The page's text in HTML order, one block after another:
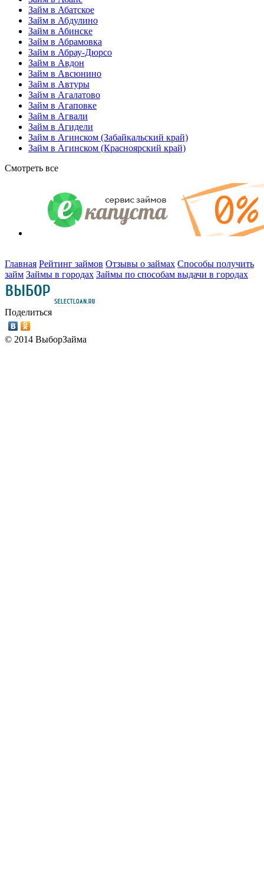
Займ в Абатское
Займ в Абдулино
Займ в Абинске
Займ в Абрамовка
Займ в Абрау-Дюрсо
Займ в Авдон
Займ в Авсюнино
Займ в Автуры
Займ в Агалатово
Займ в Агаповке
Займ в Агвали
Займ в Агидели
Займ в Агинском (Забайкальский край)
Займ в Агинском (Красноярский край)
Смотреть все
Главная Рейтинг займов Отзывы о займах Способы получить
займ Займы в городах Займы по способам выдачи в городах
Поделиться
© 2014 ВыборЗайма